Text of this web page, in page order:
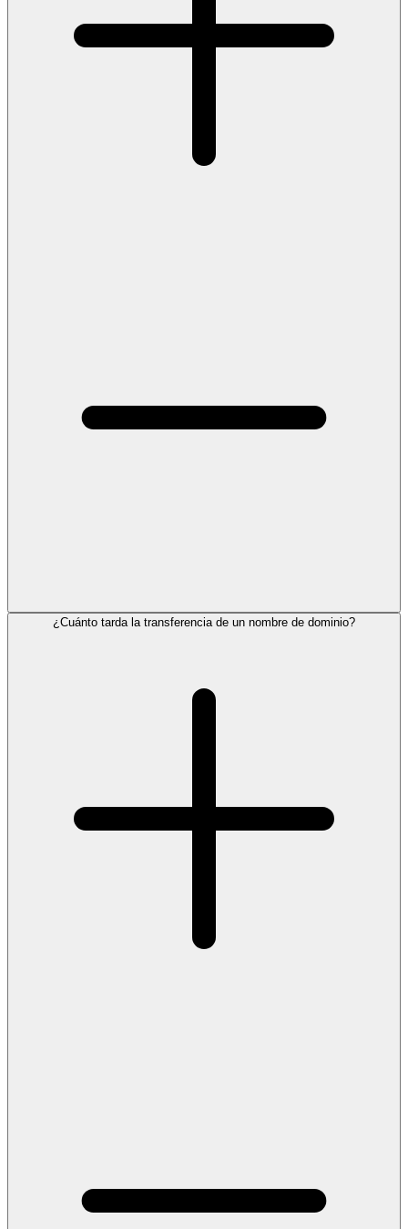
¿Cuánto tarda la transferencia de un nombre de dominio?